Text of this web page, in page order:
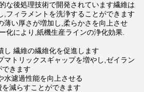
な後処理技術で開発されています繊維は
,フィラメントを洗浄することができます
薄い厚さが増加し,柔らかさを向上させ
化により,紙機生産ラインの浄化効果.
し 繊維の繊維化を促進します
マトリックスギャップを増やし,ゼイラン
きます
水濾過性能を向上させる
減らすことができます